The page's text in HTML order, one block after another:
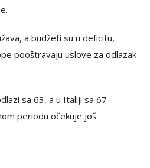
a budžeti su u deficitu,
pooštravaju uslove za odlazak
sa 63, a u Italiji sa 67
periodu očekuje još